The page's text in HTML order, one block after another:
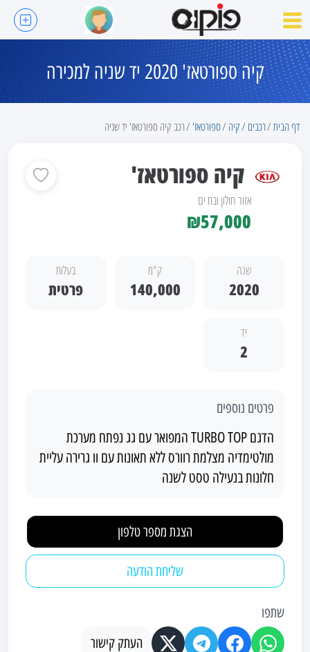
קיה ספורטאז' 2020 יד שניה למכירה
דף הבית רכבים קיה ספורטאז' רכב קיה ספורטאז' יד שניה
קיה ספורטאז'
אזור חולון ובת ים
₪57,000
שנה
2020
ק"מ
140,000
בעלות
פרטית
יד
2
פרטים נוספים
הדגם TURBO TOP המפואר עם גג נפתח מערכת
מולטימדיה מצלמת רוורס ללא תאונות עם וו גרירה עליית
חלונות בנעילה טסט לשנה
הצגת מספר טלפון
שליחת הודעה
שתפו
העתק קישור